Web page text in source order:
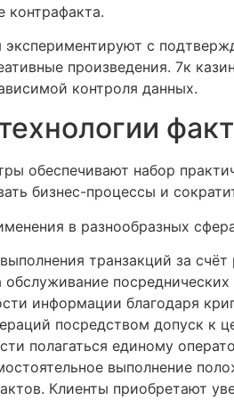
контрафакта.
с
произведения. 7к
контроля данных.
обеспечивают набор
бизнес-процессы и
в разнообразных
транзакций за
информации благодаря
посредством допуск к
полагаться единому
выполнение
Клиенты приобретают